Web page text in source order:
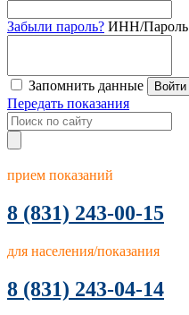
Забыли пароль? ИНН/Пароль
Запомнить данные Войти
Передать показания
прием показаний
8 (831) 243-00-15
для населения/показания
8 (831) 243-04-14